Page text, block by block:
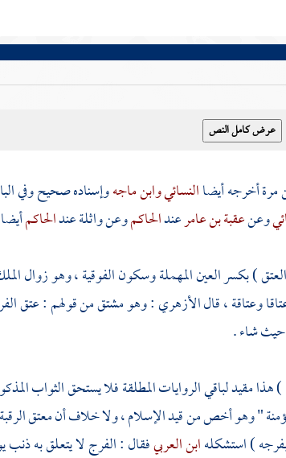
أخرجه أيضاالنسائيوابن ماجهوإسناده صحيح وفي
وعنعقبة بن عامرعندالحاكموعنواثلةعندالحاكم
) بكسر العين المهملة وسكون الفوقية ، وهو زوال
وعتاقة ، قالالأزهري: وهو مشتق من قولهم : عتق
شاء .
مقيد لباقي الروايات المطلقة فلا يستحق الثواب
" وهو أخص من قيد الإسلام ، ولا خلاف أن معتق الرقبة
) استشكلهابن العربيفقال : الفرج لا يتعلق به ذنب